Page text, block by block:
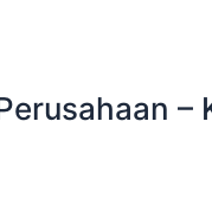
–